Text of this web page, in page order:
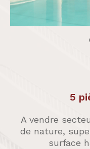
SAINT-
6
A vendre à
des plus
de